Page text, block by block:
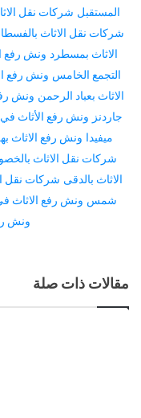
المستقبل شركات نقل
شركات نقل الاثاث
الاثاث بمسطرد ونش رفع
التجمع الخامس ونش رفع
الاثاث بعباد الرحمن ونش
جاردنز ونش رفع الأثاث في
ميفيدا ونش رفع الاثاث
شركات نقل الاثاث
الاثاث بالدقى شركات نقل
شمس ونش رفع
ونش
مقالات ذات صلة